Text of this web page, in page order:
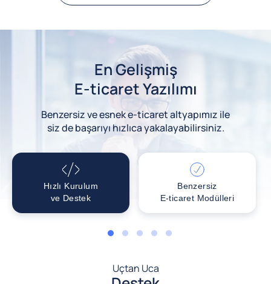
En Gelişmiş
E-ticaret Yazılımı
Benzersiz ve esnek e-ticaret altyapımız ile
siz de başarıyı hızlıca yakalayabilirsiniz.
Hızlı Kurulum
ve Destek
Benzersiz
E-ticaret Modülleri
1 2 3 4 5
Uçtan Uca